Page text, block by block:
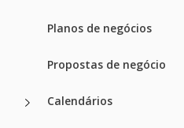
Planos de negócios
Propostas de negócio
Calendários